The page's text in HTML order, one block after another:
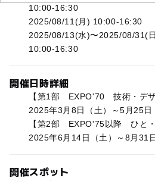
10:00-16:30
2025/08/11(月) 10:00-16:30
2025/08/13(水)〜2025/08/31(
10:00-16:30
開催日時詳細
【第1部 EXPO'70 技術・デザ
2025年3月8日（土）～5月25日
【第2部 EXPO'75以降 ひと・
2025年6月14日（土）～8月31
開催スポット